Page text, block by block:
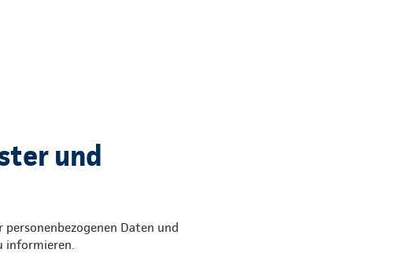
und
Daten und
informieren.